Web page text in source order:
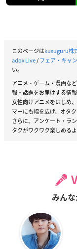
このページはkusuguru株
adox Live/フェア・キャ
い。
アニメ・ゲーム・漫画な
報・話題をお届けする情
女性向けアニメをはじめ
マーにも幅を広げ、オタ
さらに、アンケート・ラ
タクがワクワク楽しめる
みん